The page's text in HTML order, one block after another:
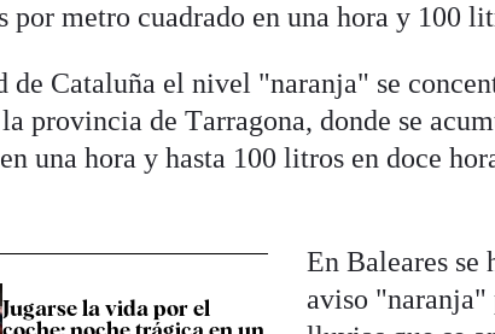
por metro cuadrado en una hora y 100
de Cataluña el nivel "naranja" se
provincia de Tarragona, donde se
una hora y hasta 100 litros en doce
Jugarse la vida por el
En Baleares se
aviso "naranja"